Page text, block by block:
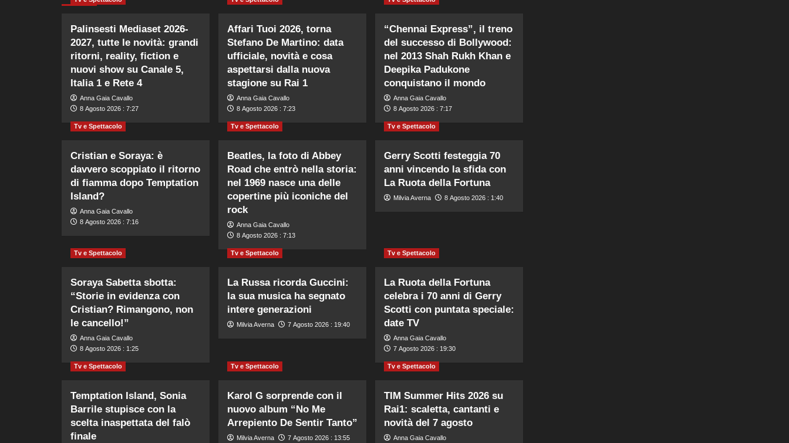
Palinsesti Mediaset 2026-
2027, tutte le novità: grandi
ritorni, reality, fiction e
nuovi show su Canale 5,
Italia 1 e Rete 4
Anna Gaia Cavallo
8 Agosto 2026 : 7:27
Affari Tuoi 2026, torna
Stefano De Martino: data
ufficiale, novità e cosa
aspettarsi dalla nuova
stagione su Rai 1
Anna Gaia Cavallo
8 Agosto 2026 : 7:23
“Chennai Express”, il treno
del successo di Bollywood:
nel 2013 Shah Rukh Khan e
Deepika Padukone
conquistano il mondo
Anna Gaia Cavallo
8 Agosto 2026 : 7:17
Tv e Spettacolo
Cristian e Soraya: è
davvero scoppiato il ritorno
di fiamma dopo Temptation
Island?
Anna Gaia Cavallo
8 Agosto 2026 : 7:16
Tv e Spettacolo
Beatles, la foto di Abbey
Road che entrò nella storia:
nel 1969 nasce una delle
copertine più iconiche del
rock
Anna Gaia Cavallo
8 Agosto 2026 : 7:13
Tv e Spettacolo
Gerry Scotti festeggia 70
anni vincendo la sfida con
La Ruota della Fortuna
Milvia Averna 8 Agosto 2026 : 1:40
Tv e Spettacolo
Soraya Sabetta sbotta:
“Storie in evidenza con
Cristian? Rimangono, non
le cancello!”
Anna Gaia Cavallo
8 Agosto 2026 : 1:25
Tv e Spettacolo
La Russa ricorda Guccini:
la sua musica ha segnato
intere generazioni
Milvia Averna 7 Agosto 2026 : 19:40
Tv e Spettacolo
La Ruota della Fortuna
celebra i 70 anni di Gerry
Scotti con puntata speciale:
date TV
Anna Gaia Cavallo
7 Agosto 2026 : 19:30
Tv e Spettacolo
Temptation Island, Sonia
Barrile stupisce con la
scelta inaspettata del falò
finale
Tv e Spettacolo
Karol G sorprende con il
nuovo album “No Me
Arrepiento De Sentir Tanto”
Milvia Averna 7 Agosto 2026 : 13:55
Tv e Spettacolo
TIM Summer Hits 2026 su
Rai1: scaletta, cantanti e
novità del 7 agosto
Anna Gaia Cavallo